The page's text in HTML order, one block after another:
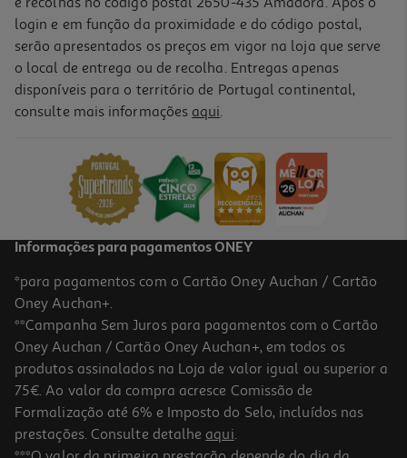
login e em função da proximidade e do código postal,
serão apresentados os preços em vigor na loja que serve
o local de entrega ou de recolha. Entregas apenas
disponíveis para o território de Portugal continental,
consulte mais informações aqui.
Informações para pagamentos ONEY
*para pagamentos com o Cartão Oney Auchan / Cartão
Oney Auchan+.
**Campanha Sem Juros para pagamentos com o Cartão
Oney Auchan / Cartão Oney Auchan+, em todos os
produtos assinalados na Loja de valor igual ou superior a
75€. Ao valor da compra acresce Comissão de
Formalização até 6% e Imposto do Selo, incluídos nas
prestações. Consulte detalhe aqui.